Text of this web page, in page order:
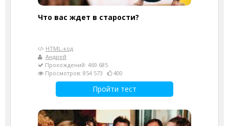
Что вас ждет в старости?
HTML-код
Андрей
Прохождений: 469 685
Просмотров: 854 573
400
Пройти тест